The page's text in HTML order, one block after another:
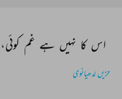
اس کا نہیں ہے غم
حزیں لدھیانوی